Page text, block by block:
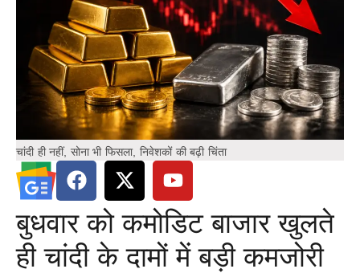
चांदी ही नहीं, सोना भी फिसला, निवेशकों की बढ़ी चिंता
बुधवार को कमोडिट बाजार खुलते
ही चांदी के दामों में बड़ी कमजोरी